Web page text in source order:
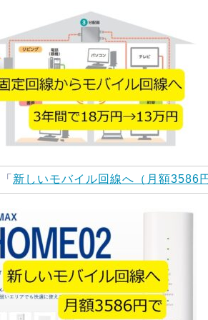
新しいモバイル回線へ（月額3586